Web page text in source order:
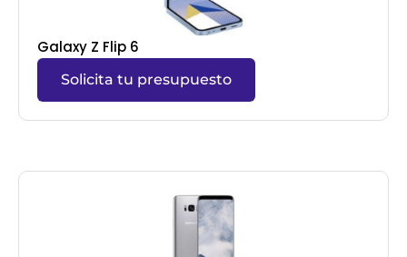
Galaxy Z Flip 6
Solicita tu presupuesto